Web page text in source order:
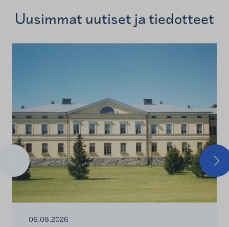
Uusimmat uutiset ja tiedotteet
Edellinen
06.08.2026